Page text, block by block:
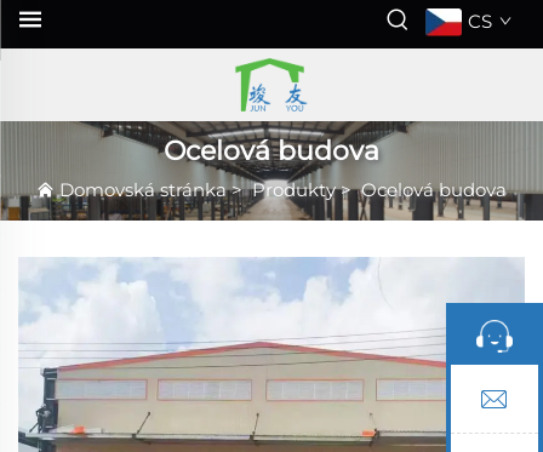
CS
Ocelová budova
Domovská stránka>Produkty>Ocelová budova